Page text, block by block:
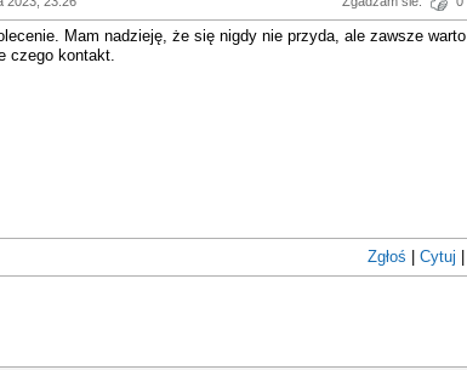
Mam nadzieję, że się nigdy nie przyda, ale zawsze warto
czego kontakt.
Zgłoś Cytuj